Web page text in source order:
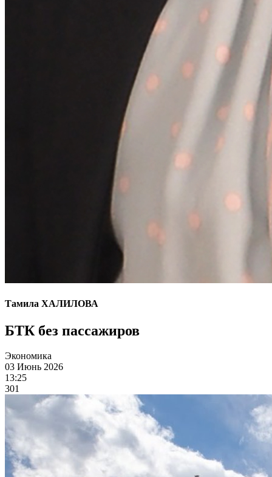
Тамила ХАЛИЛОВА
БТК без пассажиров
Экономика
03 Июнь 2026
13:25
301